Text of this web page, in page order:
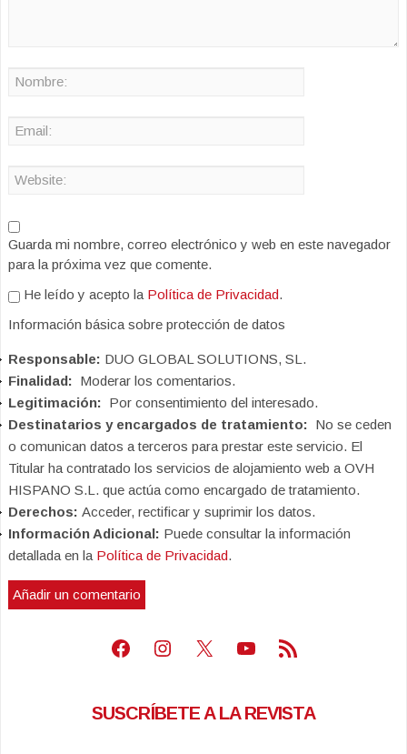
Guarda mi nombre, correo electrónico y web en este navegador
para la próxima vez que comente.
He leído y acepto la Política de Privacidad.
Información básica sobre protección de datos
Responsable: DUO GLOBAL SOLUTIONS, SL.
Finalidad: Moderar los comentarios.
Legitimación: Por consentimiento del interesado.
Destinatarios y encargados de tratamiento: No se ceden
o comunican datos a terceros para prestar este servicio. El
Titular ha contratado los servicios de alojamiento web a OVH
HISPANO S.L. que actúa como encargado de tratamiento.
Derechos: Acceder, rectificar y suprimir los datos.
Información Adicional: Puede consultar la información
detallada en la Política de Privacidad.
Facebook
Instagram
X Youtube
Feed RSS
SUSCRÍBETE A LA REVISTA